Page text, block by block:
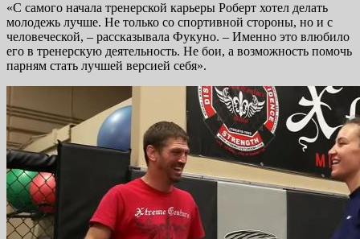
«С самого начала тренерской карьеры Роберт хотел делать
молодежь лучше. Не только со спортивной стороны, но и с
человеческой, – рассказывала Фукуно. – Именно это влюбило
его в тренерскую деятельность. Не бои, а возможность помочь
парням стать лучшей версией себя».